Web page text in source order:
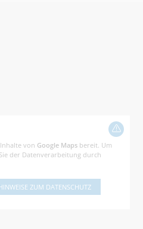
von Google Maps bereit. Um
der Datenverarbeitung durch
ZUM DATENSCHUTZ